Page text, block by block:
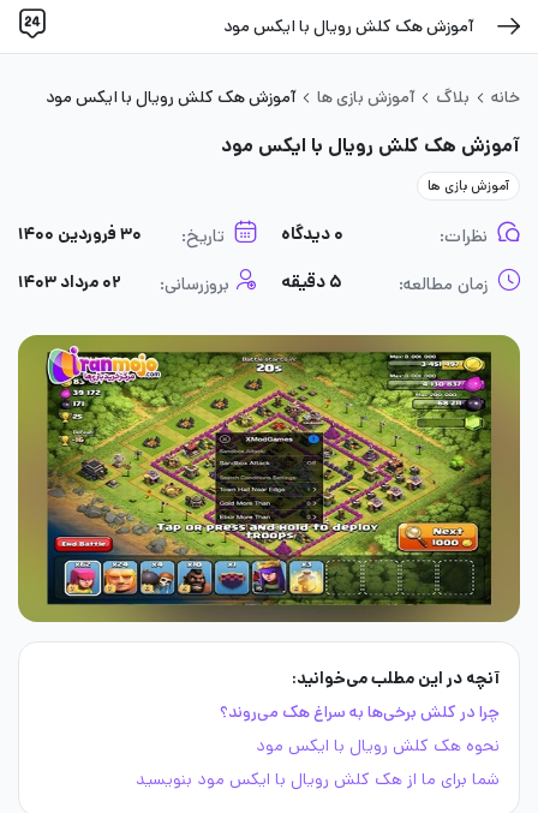
آموزش هک کلش رویال با ایکس مود
خانه بلاگ آموزش بازی ها آموزش هک کلش رویال با ایکس مود
آموزش هک کلش رویال با ایکس مود
آموزش بازی ها
نظرات: ۰ دیدگاه تاریخ: ۳۰ فروردین ۱۴۰۰
زمان مطالعه: ۵ دقیقه بروزرسانی: ۰۲ مرداد ۱۴۰۳
آنچه در این مطلب می‌خوانید:
چرا در کلش برخی‌ها به سراغ هک می‌روند؟
نحوه هک کلش رویال با ایکس مود
شما برای ما از هک کلش رویال با ایکس مود بنویسید